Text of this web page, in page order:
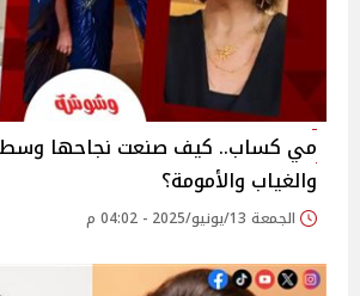
مي كساب.. كيف صنعت نجاحها وسط
والغياب والأمومة؟
الجمعة 13/يونيو/2025 - 04:02 م